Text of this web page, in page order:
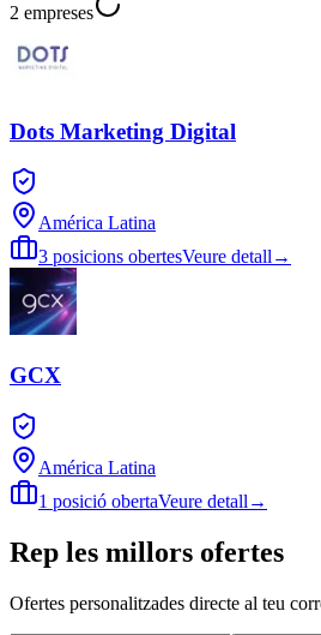
2 empreses
Dots Marketing Digital
América Latina
3 posicions obertesVeure detall →
GCX
América Latina
1 posició obertaVeure detall →
Rep les millors ofertes
Ofertes personalitzades directe al teu